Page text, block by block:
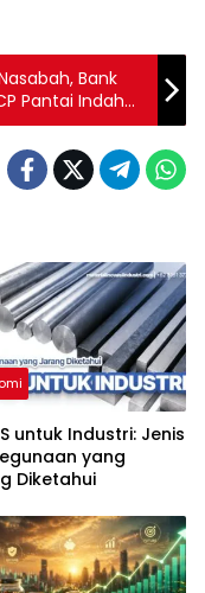
Bank
Pantai Indah
untuk Industri: Jenis
yang
Diketahui